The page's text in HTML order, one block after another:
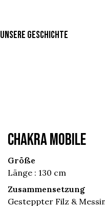
UNSERE GESCHICHTE
CHAKRA MOBILE
Größe
Länge : 130 cm
Zusammensetzung
Gesteppter Filz &